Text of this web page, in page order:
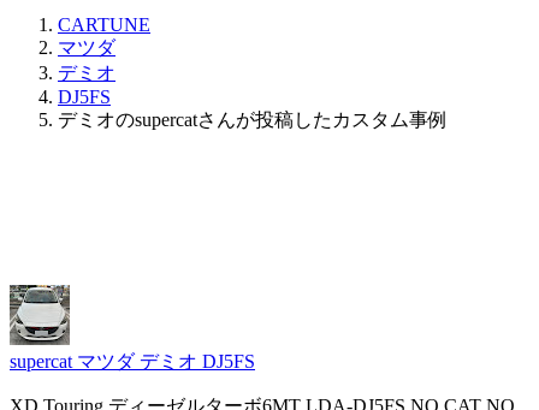
CARTUNE
マツダ
デミオ
DJ5FS
デミオのsupercatさんが投稿したカスタム事例
supercat マツダ デミオ DJ5FS
XD Touring ディーゼルターボ6MT LDA-DJ5FS NO CAT NO